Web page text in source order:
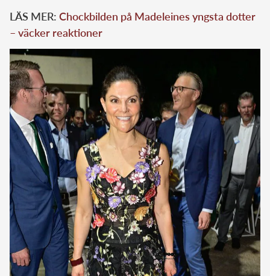
LÄS MER: Chockbilden på Madeleines yngsta dotter
– väcker reaktioner